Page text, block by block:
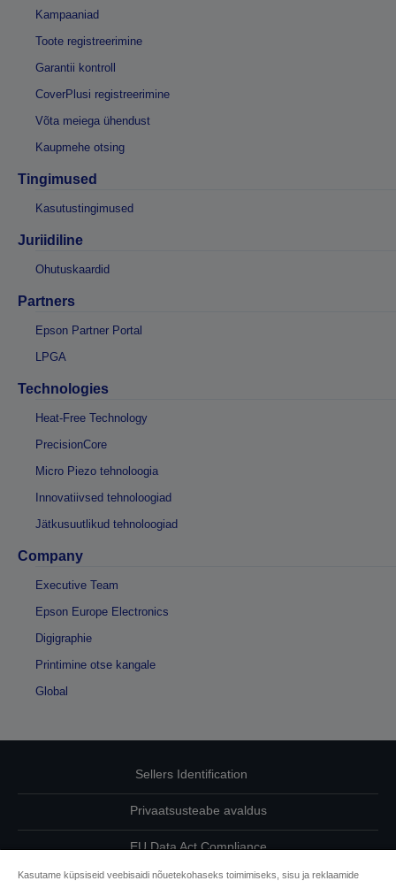
Kampaaniad
Toote registreerimine
Garantii kontroll
CoverPlusi registreerimine
Võta meiega ühendust
Kaupmehe otsing
Tingimused
Kasutustingimused
Juriidiline
Ohutuskaardid
Partners
Epson Partner Portal
LPGA
Technologies
Heat-Free Technology
PrecisionCore
Micro Piezo tehnoloogia
Innovatiivsed tehnoloogiad
Jätkusuutlikud tehnoloogiad
Company
Executive Team
Epson Europe Electronics
Digigraphie
Printimine otse kangale
Global
Sellers Identification
Privaatsusteabe avaldus
EU Data Act Compliance
Kasutame küpsiseid veebisaidi nõuetekohaseks toimimiseks, sisu ja reklaamide